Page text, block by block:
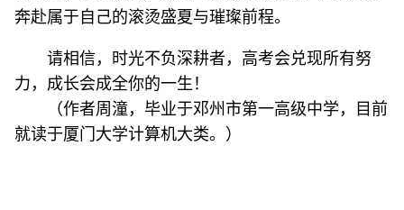
奔赴属于自己的滚烫盛夏与璀璨前程。
请相信，时光不负深耕者，高考会兑现所有努
力，成长会成全你的一生！
（作者周潼，毕业于邓州市第一高级中学，目前
就读于厦门大学计算机大类。）